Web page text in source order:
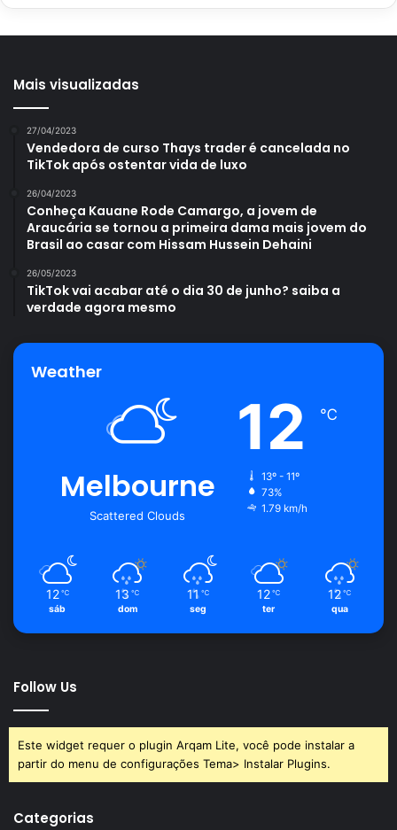
Mais visualizadas
27/04/2023
Vendedora de curso Thays trader é cancelada no
TikTok após ostentar vida de luxo
26/04/2023
Conheça Kauane Rode Camargo, a jovem de
Araucária se tornou a primeira dama mais jovem do
Brasil ao casar com Hissam Hussein Dehaini
26/05/2023
TikTok vai acabar até o dia 30 de junho? saiba a
verdade agora mesmo
Weather
Melbourne
Scattered Clouds
12 ℃
13º - 11º
73%
1.79 km/h
12 ℃
sáb
13 ℃
dom
11 ℃
seg
12 ℃
ter
12 ℃
qua
Follow Us
Este widget requer o plugin Arqam Lite, você pode instalar a
partir do menu de configurações Tema> Instalar Plugins.
Categorias